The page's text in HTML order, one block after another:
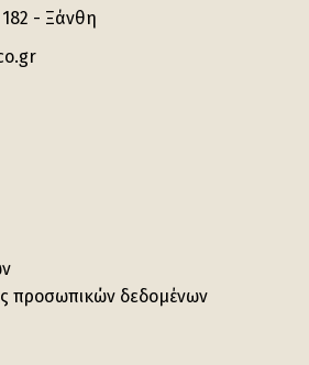
- Ξάνθη
προσωπικών δεδομένων